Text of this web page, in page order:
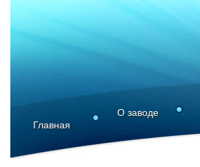
Главная
О заводе